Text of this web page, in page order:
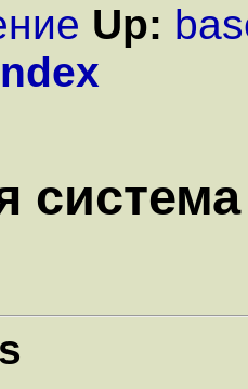
Up:
система